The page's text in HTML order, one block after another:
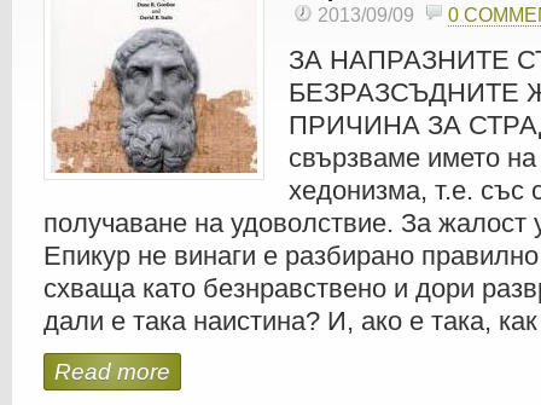
2013/09/09 0
ЗА НАПРАЗНИТЕ
БЕЗРАЗСЪДНИТЕ
ПРИЧИНА ЗА
свързваме името
хедонизма, т.е. със
получаване на удоволствие. За жалост
Епикур не винаги е разбирано
схваща като безнравствено и дори
дали е така наистина? И, ако е така,
Read more